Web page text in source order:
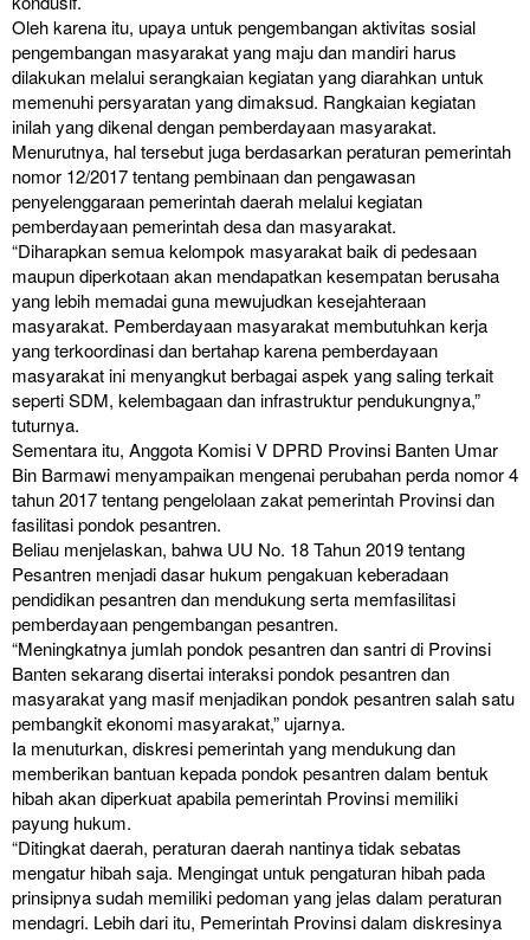
Oleh karena itu, upaya untuk pengembangan aktivitas sosial
pengembangan masyarakat yang maju dan mandiri harus
dilakukan melalui serangkaian kegiatan yang diarahkan untuk
memenuhi persyaratan yang dimaksud. Rangkaian kegiatan
inilah yang dikenal dengan pemberdayaan masyarakat.
Menurutnya, hal tersebut juga berdasarkan peraturan pemerintah
nomor 12/2017 tentang pembinaan dan pengawasan
penyelenggaraan pemerintah daerah melalui kegiatan
pemberdayaan pemerintah desa dan masyarakat.
“Diharapkan semua kelompok masyarakat baik di pedesaan
maupun diperkotaan akan mendapatkan kesempatan berusaha
yang lebih memadai guna mewujudkan kesejahteraan
masyarakat. Pemberdayaan masyarakat membutuhkan kerja
yang terkoordinasi dan bertahap karena pemberdayaan
masyarakat ini menyangkut berbagai aspek yang saling terkait
seperti SDM, kelembagaan dan infrastruktur pendukungnya,”
tuturnya.
Sementara itu, Anggota Komisi V DPRD Provinsi Banten Umar
Bin Barmawi menyampaikan mengenai perubahan perda nomor 4
tahun 2017 tentang pengelolaan zakat pemerintah Provinsi dan
fasilitasi pondok pesantren.
Beliau menjelaskan, bahwa UU No. 18 Tahun 2019 tentang
Pesantren menjadi dasar hukum pengakuan keberadaan
pendidikan pesantren dan mendukung serta memfasilitasi
pemberdayaan pengembangan pesantren.
“Meningkatnya jumlah pondok pesantren dan santri di Provinsi
Banten sekarang disertai interaksi pondok pesantren dan
masyarakat yang masif menjadikan pondok pesantren salah satu
pembangkit ekonomi masyarakat,” ujarnya.
Ia menuturkan, diskresi pemerintah yang mendukung dan
memberikan bantuan kepada pondok pesantren dalam bentuk
hibah akan diperkuat apabila pemerintah Provinsi memiliki
payung hukum.
“Ditingkat daerah, peraturan daerah nantinya tidak sebatas
mengatur hibah saja. Mengingat untuk pengaturan hibah pada
prinsipnya sudah memiliki pedoman yang jelas dalam peraturan
mendagri. Lebih dari itu, Pemerintah Provinsi dalam diskresinya